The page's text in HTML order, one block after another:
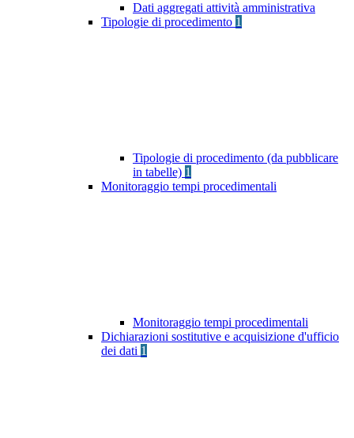
Dati aggregati attività amministrativa
Tipologie di procedimento 1
Tipologie di procedimento (da pubblicare
in tabelle) 1
Monitoraggio tempi procedimentali
Monitoraggio tempi procedimentali
Dichiarazioni sostitutive e acquisizione d'ufficio
dei dati 1